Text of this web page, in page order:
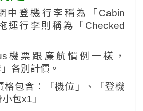
中登機行李稱為「Cabin
運行李則稱為「Checked
機票跟廉航慣例一樣，
各別 計價。
格包含：「機位」、「登機
包x1」